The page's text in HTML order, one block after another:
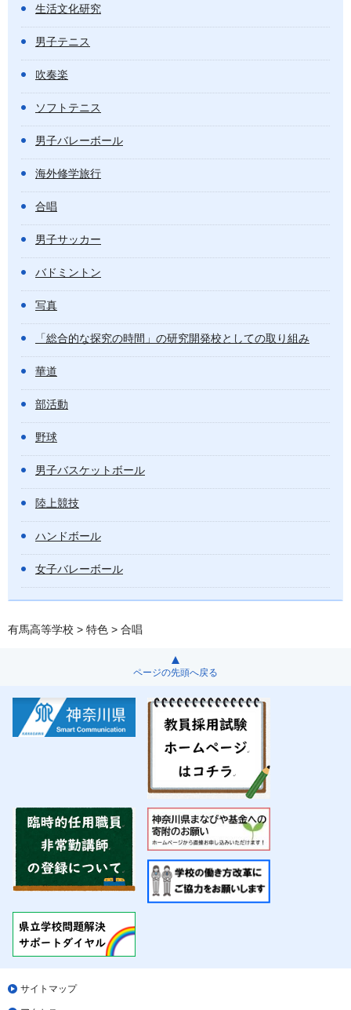
生活文化研究
男子テニス
吹奏楽
ソフトテニス
男子バレーボール
海外修学旅行
合唱
男子サッカー
バドミントン
写真
「総合的な探究の時間」の研究開発校としての取り組み
華道
部活動
野球
男子バスケットボール
陸上競技
ハンドボール
女子バレーボール
有馬高等学校 > 特色 > 合唱
ページの先頭へ戻る
サイトマップ